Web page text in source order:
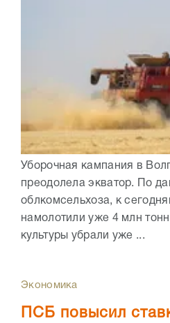
Уборочная кампания в
преодолела экватор. По
облкомсельхоза, к
намолотили уже 4 млн
культуры убрали уже ...
Экономика
ПСБ повысил